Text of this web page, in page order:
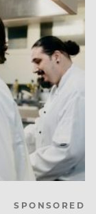
SPONSORED